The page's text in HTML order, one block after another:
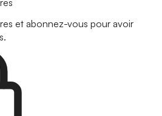
et abonnez-vous pour avoir